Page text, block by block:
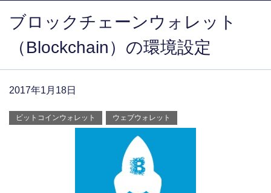
ブロックチェーンウォレット
（Blockchain）の環境設定
2017年1月18日
ビットコインウォレット ウェブウォレット